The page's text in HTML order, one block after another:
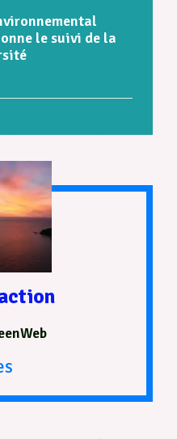
le suivi de la